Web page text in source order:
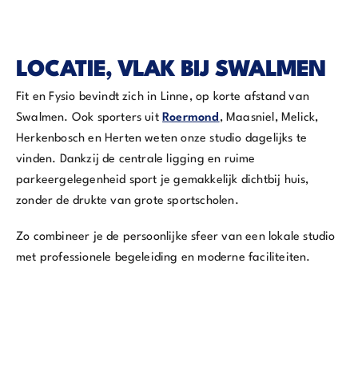
LOCATIE, VLAK BIJ SWALMEN
Fit en Fysio bevindt zich in Linne, op korte afstand van
Swalmen. Ook sporters uitRoermond , Maasniel, Melick,
Herkenbosch en Herten weten onze studio dagelijks te
vinden. Dankzij de centrale ligging en ruime
parkeergelegenheid sport je gemakkelijk dichtbij huis,
zonder de drukte van grote sportscholen.
Zo combineer je de persoonlijke sfeer van een lokale studio
met professionele begeleiding en moderne faciliteiten.